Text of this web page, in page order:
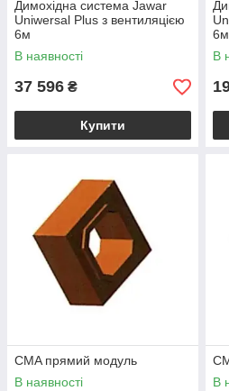
Димохідна система Jawar
Uniwersal Plus з вентиляцією
6м
В наявності
37 596 ₴
Купити
6м
В
CMA прямий модуль
В наявності
В